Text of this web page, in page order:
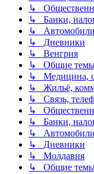
↳
↳ Банки,
↳
↳ Дневники
↳ Венгрия
↳ Общие
↳ Медицина,
↳ Жильё,
↳ Связь,
↳
↳ Банки,
↳
↳ Дневники
↳ Молдавия
↳ Общие